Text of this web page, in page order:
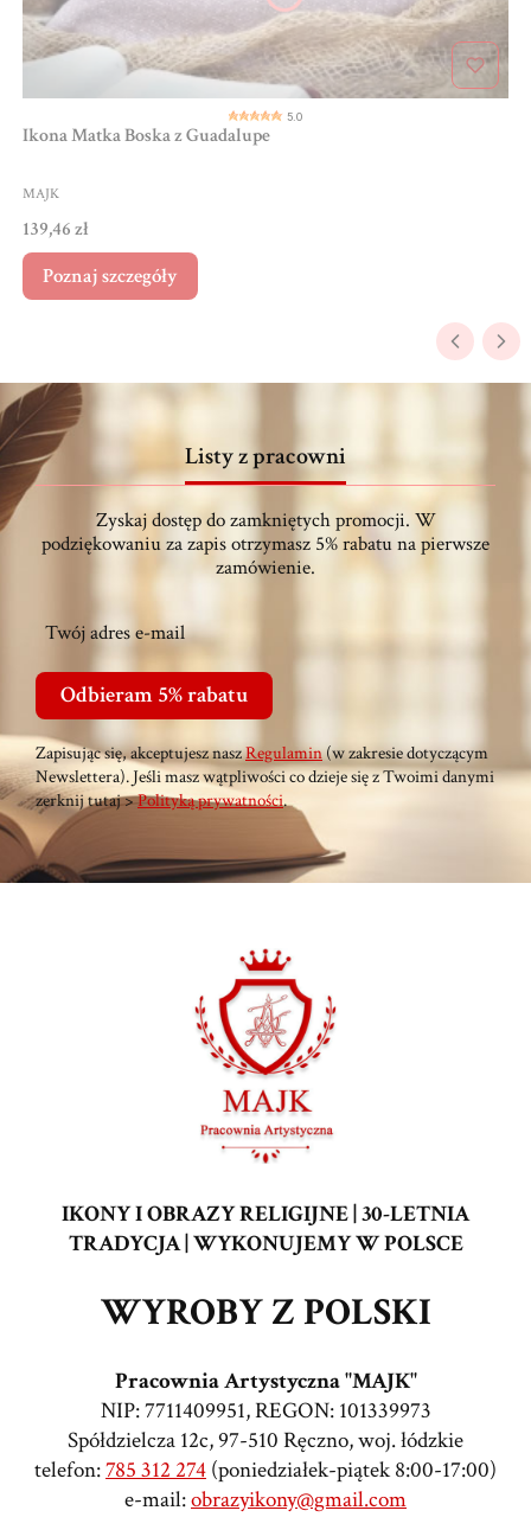
5.0
Ikona Matka Boska z Guadalupe
PRODUCENT
MAJK
Cena
139,46 zł
Poznaj szczegóły
Listy z pracowni
Zyskaj dostęp do zamkniętych promocji. W
podziękowaniu za zapis otrzymasz 5% rabatu na pierwsze
zamówienie.
Twój adres e-mail
Odbieram 5% rabatu
Zapisując się, akceptujesz naszRegulamin(w zakresie dotyczącym
Newslettera). Jeśli masz wątpliwości co dzieje się z Twoimi danymi
zerknij tutaj >Polityką prywatności.
IKONY I OBRAZY RELIGIJNE | 30-LETNIA
TRADYCJA | WYKONUJEMY W POLSCE
WYROBY Z POLSKI
Pracownia Artystyczna "MAJK"
NIP: 7711409951, REGON: 101339973
Spółdzielcza 12c, 97-510 Ręczno, woj. łódzkie
telefon:785 312 274 (poniedziałek-piątek 8:00-17:00)
e-mail:obrazyikony@gmail.com